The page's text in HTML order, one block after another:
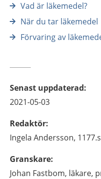
Vad är läkemedel?
När du tar läkemedel
Förvaring av
Senast uppdaterad:
2021-05-03
Redaktör:
Ingela Andersson,
Granskare:
Johan Fastbom, läkare,